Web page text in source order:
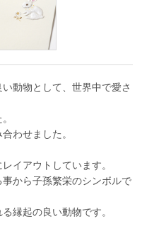
動物として、世界中で愛さ
わせました。
イアウトしています。
から子孫繁栄のシンボルで
縁起の良い動物です。